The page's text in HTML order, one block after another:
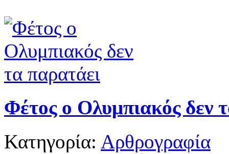
Φέτος ο Ολυμπιακός δεν
Κατηγορία: Αρθρογραφία